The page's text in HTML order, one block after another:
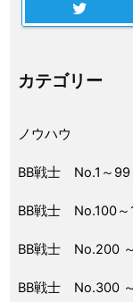
カテゴリー
ノウハウ
BB戦士 No.1～99
BB戦士 No.100～
BB戦士 No.200
BB戦士 No.300